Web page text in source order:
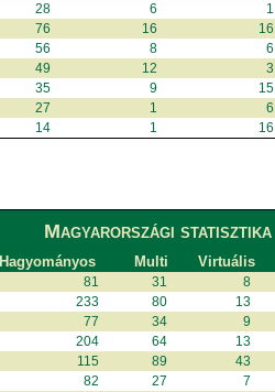
28 6 1
76 16 16
56 8 6
49 12 3
35 9 15
27 1 6
14 1 16
Magyarországi statisztika
Hagyományos Multi Virtuális
81 31 8
233 80 13
77 34 9
204 64 13
115 89 43
82 27 7